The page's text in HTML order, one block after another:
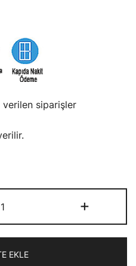
siparişler
Moon
Esmeralda
Büyük
+
EKLE